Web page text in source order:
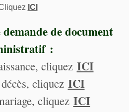
ICI
de document
:
cliquez ICI
cliquez ICI
cliquez ICI